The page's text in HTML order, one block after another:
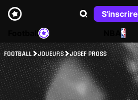
S'inscrire
NBA
FOOTBALL JOUEURS JOSEF PROSS